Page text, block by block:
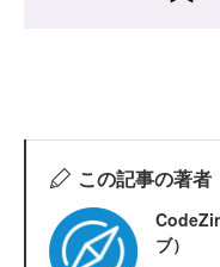
この記事の著者
ブ）